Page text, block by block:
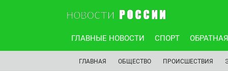
ГЛАВНЫЕ НОВОСТИ СПОРТ
ГЛАВНАЯ ОБЩЕСТВО ПРОИСШЕСТВИЯ